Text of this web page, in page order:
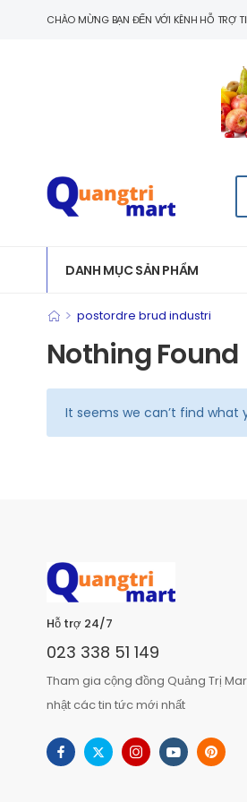
CHÀO MỪNG BẠN ĐẾN VỚI KÊNH HỖ TRỢ
DANH MỤC SẢN PHẨM
> postordre brud industri
Nothing Found
It seems we can’t find what
Hỗ trợ 24/7
023 338 51 149
Tham gia cộng đồng Quảng Trị
nhật các tin tức mới nhất